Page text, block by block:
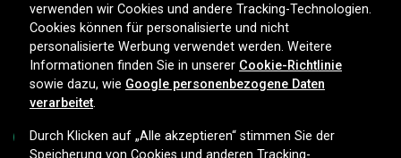
LIEFEROPTIONEN
verwenden wir Cookies und andere Tracking-Technologien.
Cookies können für personalisierte und nicht
personalisierte Werbung verwendet werden. Weitere
Informationen finden Sie in unserer Cookie-Richtlinie
sowie dazu, wie Google personenbezogene Daten
verarbeitet.
Durch Klicken auf „Alle akzeptieren“ stimmen Sie der
Speicherung von Cookies und anderen Tracking-